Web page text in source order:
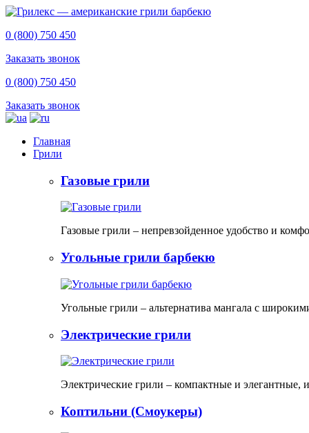
0 (800) 750 450
Заказать звонок
0 (800) 750 450
Заказать звонок
Главная
Грили
Газовые грили
Газовые грили – непревзойденное удобство и
Угольные грили барбекю
Угольные грили – альтернатива мангала с
Электрические грили
Электрические грили – компактные и
Коптильни (Смоукеры)